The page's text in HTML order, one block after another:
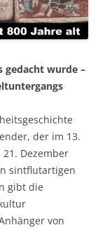
gedacht wurde –
der im 13.
Dezember
sintflutartigen
gibt die
von